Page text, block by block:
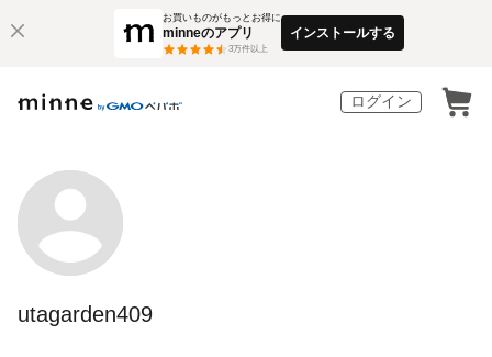
お買いものがもっとお得に
minneのアプリ
3万件以上
インストールする
ログイン
utagarden409